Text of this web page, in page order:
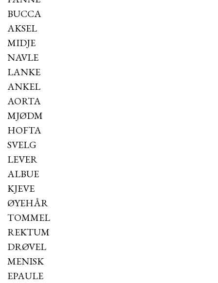
BUCCA
AKSEL
MIDJE
NAVLE
LANKE
ANKEL
AORTA
MJØDM
HOFTA
SVELG
LEVER
ALBUE
KJEVE
ØYEHÅR
TOMMEL
REKTUM
DRØVEL
MENISK
EPAULE